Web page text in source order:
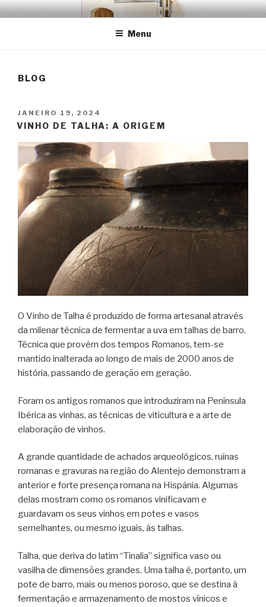
Saltar
paraEMRÉZIO
Casa Museu Interativa de Borba
Menu
BLOG
PUBLICADO
EM
JANEIRO 19, 2024
VINHO DE TALHA: A ORIGEM
O Vinho de Talha é produzido de forma artesanal através
da milenar técnica de fermentar a uva em talhas de barro.
Técnica que provém dos tempos Romanos, tem-se
mantido inalterada ao longo de mais de 2000 anos de
história, passando de geração em geração.
Foram os antigos romanos que introduziram na Península
Ibérica as vinhas, as técnicas de viticultura e a arte de
elaboração de vinhos.
A grande quantidade de achados arqueológicos, ruínas
romanas e gravuras na região do Alentejo demonstram a
anterior e forte presença romana na Hispânia. Algumas
delas mostram como os romanos vinificavam e
guardavam os seus vinhos em potes e vasos
semelhantes, ou mesmo iguais, às talhas.
Talha, que deriva do latim “Tinalia” significa vaso ou
vasilha de dimensões grandes. Uma talha é, portanto, um
pote de barro, mais ou menos poroso, que se destina à
fermentação e armazenamento de mostos vínicos e